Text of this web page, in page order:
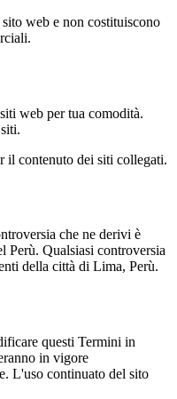
web e non costituiscono
web per tua comodità.
il contenuto dei siti collegati.
che ne derivi è
Perù. Qualsiasi controversia
della città di Lima, Perù.
questi Termini in
in vigore
L'uso continuato del sito